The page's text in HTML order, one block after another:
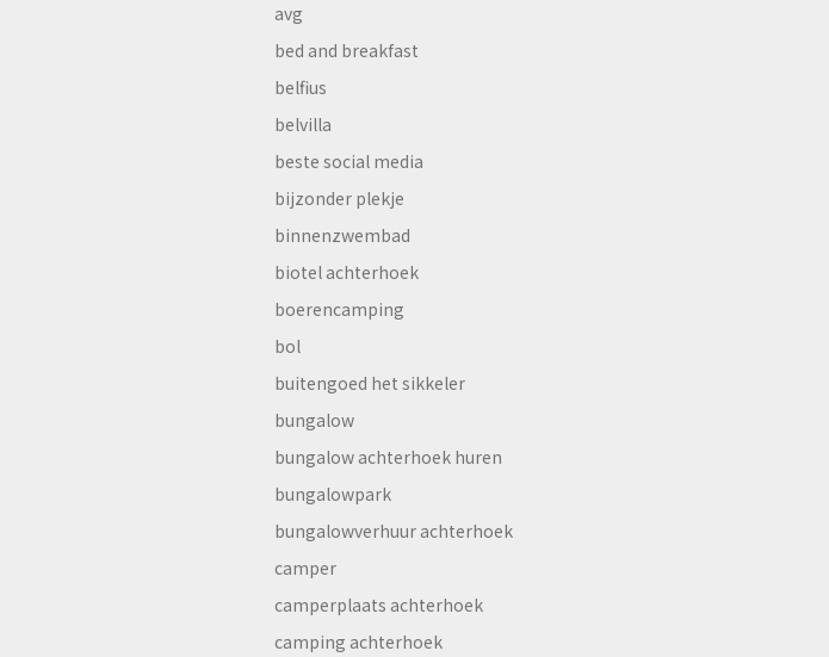
avg
bed and breakfast
belfius
belvilla
beste social media
bijzonder plekje
binnenzwembad
biotel achterhoek
boerencamping
bol
buitengoed het sikkeler
bungalow
bungalow achterhoek huren
bungalowpark
bungalowverhuur achterhoek
camper
camperplaats achterhoek
camping achterhoek